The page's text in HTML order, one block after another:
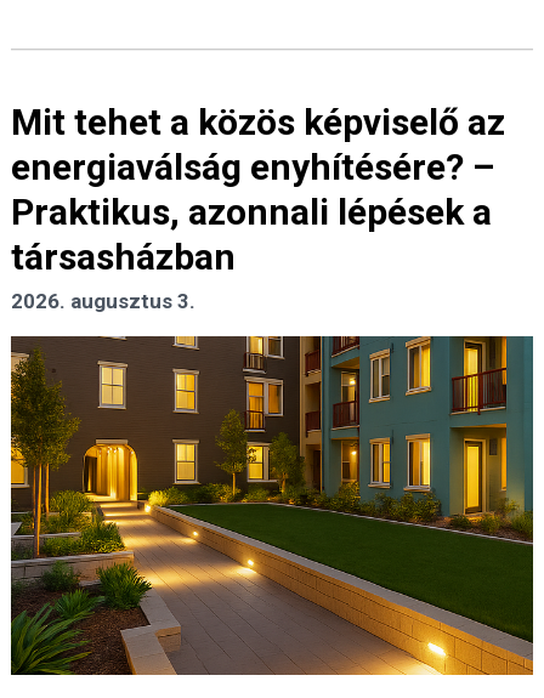
Mit tehet a közös képviselő az
energiaválság enyhítésére? –
Praktikus, azonnali lépések a
társasházban
2026. augusztus 3.